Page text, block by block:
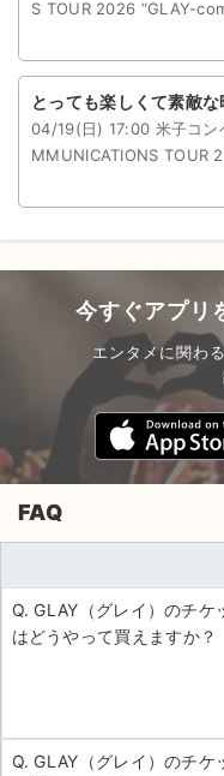
S TOUR 2026 “GLAY-
とっても楽しくて素敵な
04/19(日) 17:00 米子コン
MMUNICATIONS TOUR
今すぐアプリ
エンタメに関わ
FAQ
Q. GLAY（グレイ）のチケ
はどうやって買えますか？
Q. GLAY（グレイ）のチケ